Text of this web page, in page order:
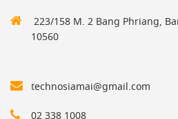
223/158 M. 2 Bang Phriang,
10560
technosiamai@gmail.com
02 338 1008